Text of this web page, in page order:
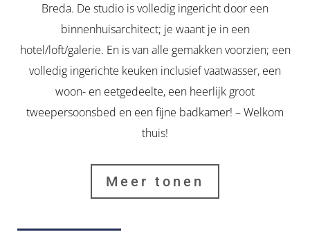
Breda. De studio is volledig ingericht door een
binnenhuisarchitect; je waant je in een
hotel/loft/galerie. En is van alle gemakken voorzien; een
volledig ingerichte keuken inclusief vaatwasser, een
woon- en eetgedeelte, een heerlijk groot
tweepersoonsbed en een fijne badkamer! – Welkom
thuis!
Meer tonen